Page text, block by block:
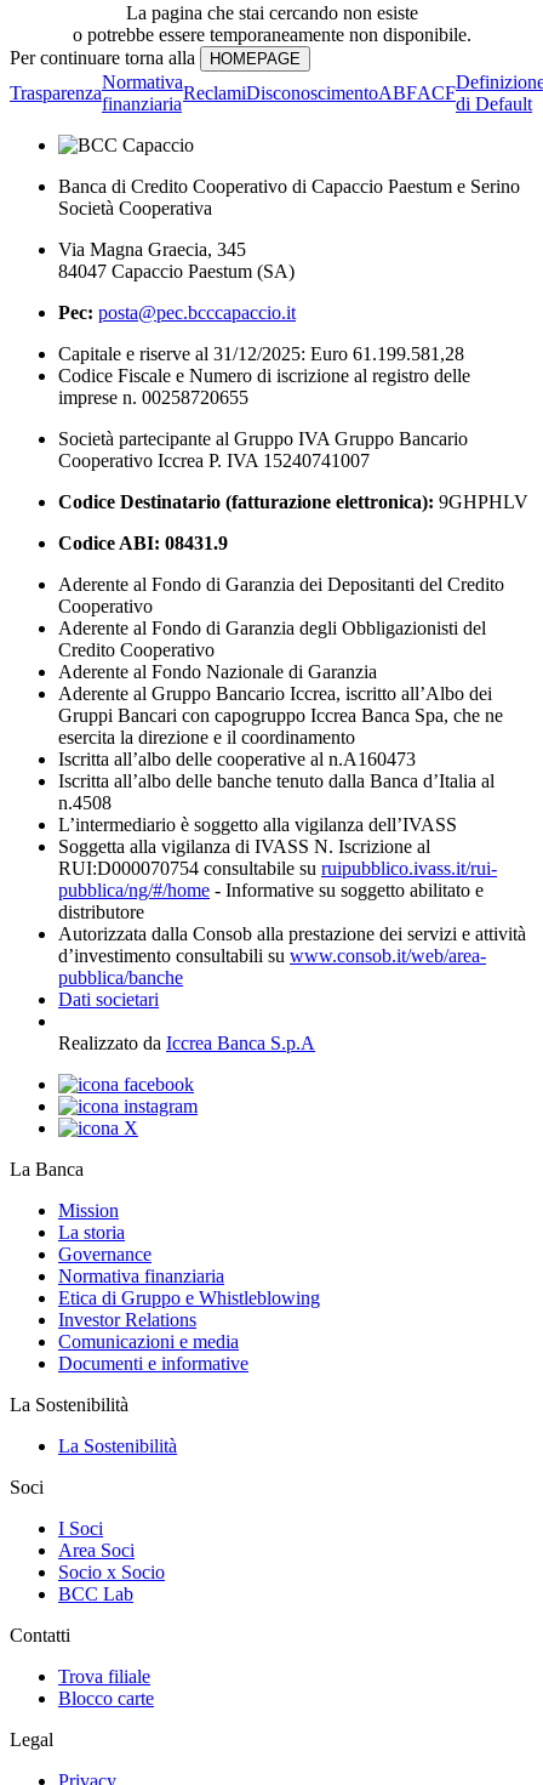
La pagina che stai cercando non esiste
o potrebbe essere temporaneamente non disponibile.
Per continuare torna alla
Trasparenza
Normativa
finanziaria
ReclamiDisconoscimentoABFACF
di Default
Banca di Credito Cooperativo di Capaccio Paestum e Serino
Società Cooperativa
Via Magna Graecia, 345
84047 Capaccio Paestum (SA)
Pec: posta@pec.bcccapaccio.it
Capitale e riserve al 31/12/2025: Euro 61.199.581,28
Codice Fiscale e Numero di iscrizione al registro delle
imprese n. 00258720655
Società partecipante al Gruppo IVA Gruppo Bancario
Cooperativo Iccrea P. IVA 15240741007
Codice Destinatario (fatturazione elettronica): 9GHPHLV
Codice ABI: 08431.9
Aderente al Fondo di Garanzia dei Depositanti del Credito
Cooperativo
Aderente al Fondo di Garanzia degli Obbligazionisti del
Credito Cooperativo
Aderente al Fondo Nazionale di Garanzia
Aderente al Gruppo Bancario Iccrea, iscritto all’Albo dei
Gruppi Bancari con capogruppo Iccrea Banca Spa, che ne
esercita la direzione e il coordinamento
Iscritta all’albo delle cooperative al n.A160473
Iscritta all’albo delle banche tenuto dalla Banca d’Italia al
n.4508
L’intermediario è soggetto alla vigilanza dell’IVASS
Soggetta alla vigilanza di IVASS N. Iscrizione al
RUI:D000070754 consultabile su ruipubblico.ivass.it/rui-
pubblica/ng/#/home - Informative su soggetto abilitato e
distributore
Autorizzata dalla Consob alla prestazione dei servizi e attività
d’investimento consultabili su www.consob.it/web/area-
pubblica/banche
Dati societari
Realizzato da Iccrea Banca S.p.A
La Banca
Mission
La storia
Governance
Normativa finanziaria
Etica di Gruppo e Whistleblowing
Investor Relations
Comunicazioni e media
Documenti e informative
La Sostenibilità
La Sostenibilità
Soci
I Soci
Area Soci
Socio x Socio
BCC Lab
Contatti
Trova filiale
Blocco carte
Legal
Privacy